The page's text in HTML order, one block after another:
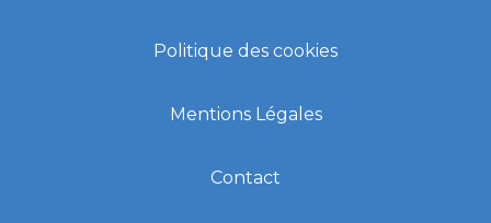
Politique des cookies
Mentions Légales
Contact